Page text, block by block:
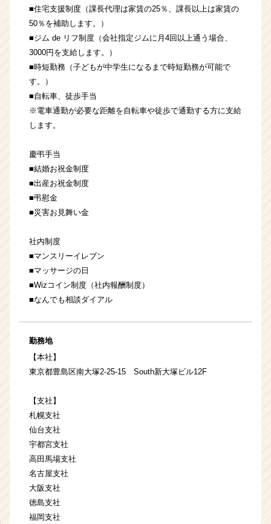
■住宅支援制度（課長代理は家賃の25％、課長以上は家賃の
50％を補助します。）
■ジム de リフ制度（会社指定ジムに月4回以上通う場合、
3000円を支給します。）
■時短勤務（子どもが中学生になるまで時短勤務が可能で
す。）
■自転車、徒歩手当
※電車通勤が必要な距離を自転車や徒歩で通勤する方に支給
します。
慶弔手当
■結婚お祝金制度
■出産お祝金制度
■弔慰金
■災害お見舞い金
社内制度
■マンスリーイレブン
■マッサージの日
■Wizコイン制度（社内報酬制度）
■なんでも相談ダイアル
勤務地
【本社】
東京都豊島区南大塚2-25-15 South新大塚ビル12F
【支社】
札幌支社
仙台支社
宇都宮支社
高田馬場支社
名古屋支社
大阪支社
徳島支社
福岡支社